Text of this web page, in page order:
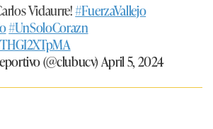
Vidaurre!#FuerzaVallejo
#UnSoloCorazn
(@clubucv)April 5, 2024